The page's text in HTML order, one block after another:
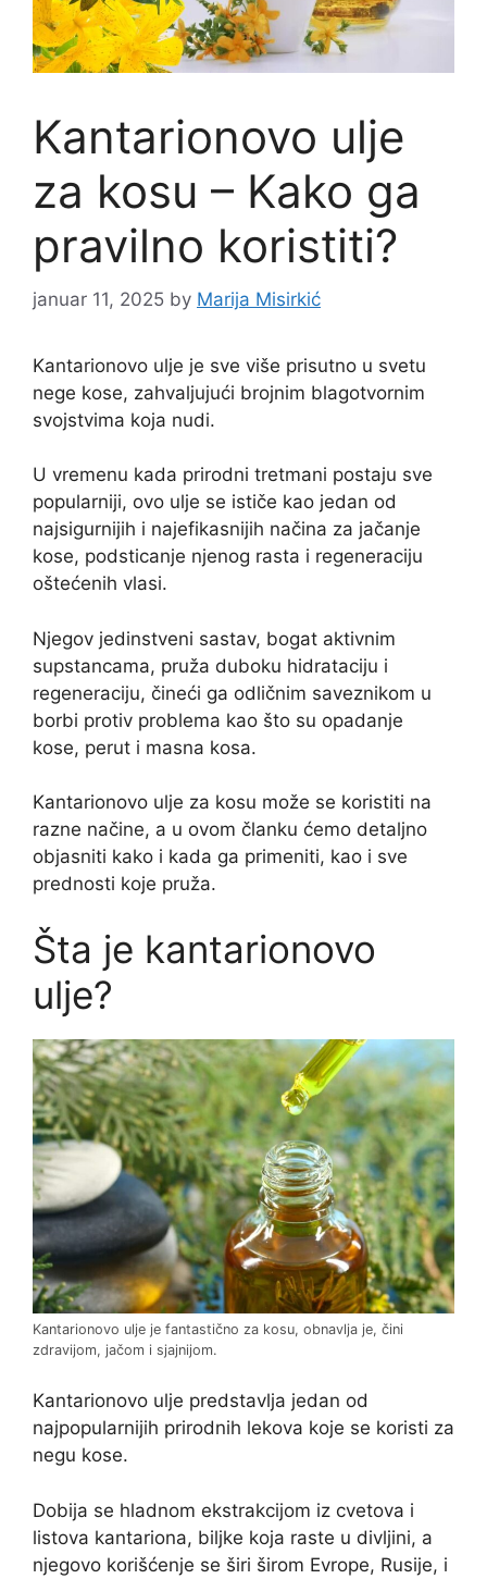
Kantarionovo ulje
za kosu – Kako ga
pravilno koristiti?
januar 11, 2025 by Marija Misirkić
Kantarionovo ulje je sve više prisutno u svetu
nege kose, zahvaljujući brojnim blagotvornim
svojstvima koja nudi.
U vremenu kada prirodni tretmani postaju sve
popularniji, ovo ulje se ističe kao jedan od
najsigurnijih i najefikasnijih načina za jačanje
kose, podsticanje njenog rasta i regeneraciju
oštećenih vlasi.
Njegov jedinstveni sastav, bogat aktivnim
supstanсama, pruža duboku hidrataciju i
regeneraciju, čineći ga odličnim saveznikom u
borbi protiv problema kao što su opadanje
kose, perut i masna kosa.
Kantarionovo ulje za kosu može se koristiti na
razne načine, a u ovom članku ćemo detaljno
objasniti kako i kada ga primeniti, kao i sve
prednosti koje pruža.
Šta je kantarionovo
ulje?
Kantarionovo ulje je fantastično za kosu, obnavlja je, čini
zdravijom, jačom i sjajnijom.
Kantarionovo ulje predstavlja jedan od
najpopularnijih prirodnih lekova koje se koristi za
negu kose.
Dobija se hladnom ekstrakcijom iz cvetova i
listova kantariona, biljke koja raste u divljini, a
njegovo korišćenje se širi širom Evrope, Rusije, i